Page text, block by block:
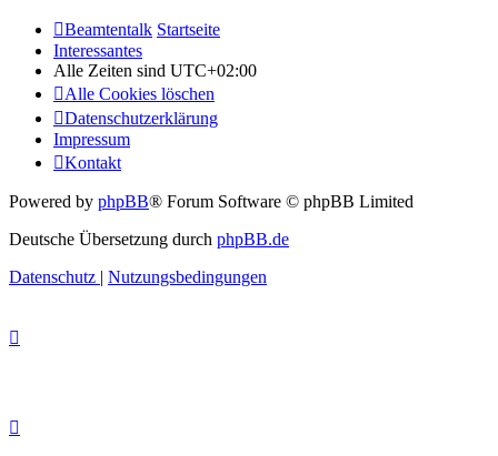
Beamtentalk Startseite
Interessantes
Alle Zeiten sind UTC+02:00
Alle Cookies löschen
Datenschutzerklärung
Impressum
Kontakt
Powered by phpBB® Forum Software © phpBB Limited
Deutsche Übersetzung durch phpBB.de
Datenschutz | Nutzungsbedingungen